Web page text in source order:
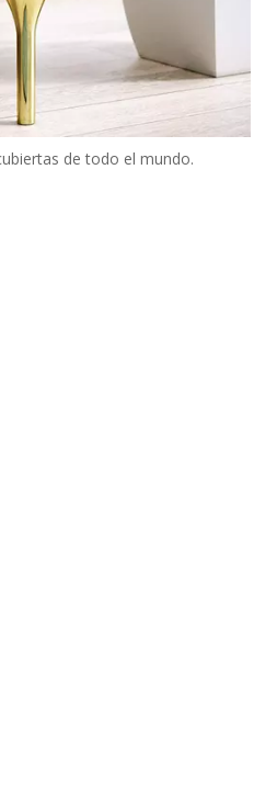
de todo el mundo.